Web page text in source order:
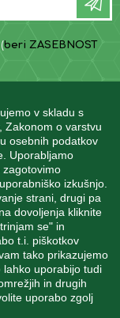
v skladu s
Zakonom o varstvu
osebnih podatkov
Uporabljamo
zagotovimo
izkušnjo.
strani, drugi pa
dovoljenja kliknite
se" in
t.i. piškotkov
tako prikazujemo
lahko uporabijo tudi
in drugih
uporabo zgolj
beri ZASEBNOST